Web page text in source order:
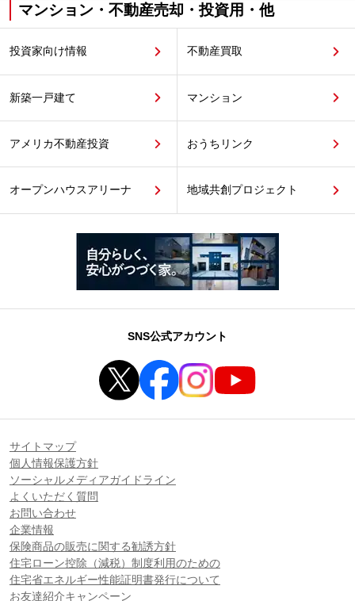
マンション・不動産売却・投資用・他
投資家向け情報 不動産買取
新築一戸建て マンション
アメリカ不動産投資 おうちリンク
オープンハウスアリーナ 地域共創プロジェクト
SNS公式アカウント
サイトマップ
個人情報保護方針
ソーシャルメディアガイドライン
よくいただく質問
お問い合わせ
企業情報
保険商品の販売に関する勧誘方針
住宅ローン控除（減税）制度利用のための
住宅省エネルギー性能証明書発行について
お友達紹介キャンペーン